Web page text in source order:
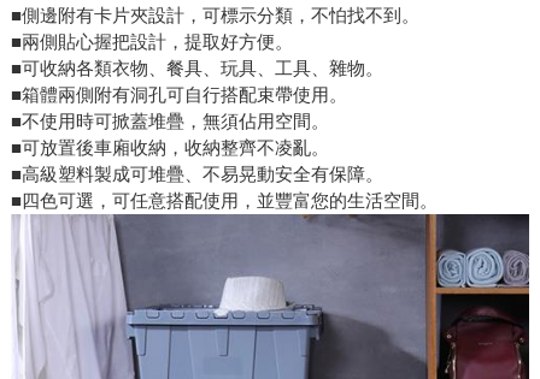
■側邊附有卡片夾設計，可標示分類，不怕找不到。
■兩側貼心握把設計，提取好方便。
■可收納各類衣物、餐具、玩具、工具、雜物。
■箱體兩側附有洞孔可自行搭配束帶使用。
■不使用時可掀蓋堆疊，無須佔用空間。
■可放置後車廂收納，收納整齊不凌亂。
■高級塑料製成可堆疊、不易晃動安全有保障。
■四色可選，可任意搭配使用，並豐富您的生活空間。